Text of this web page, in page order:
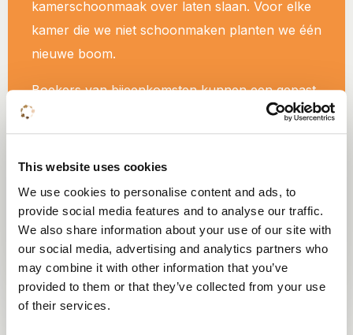
This website uses cookies
We use cookies to personalise content and ads, to
provide social media features and to analyse our traffic.
We also share information about your use of our site with
our social media, advertising and analytics partners who
may combine it with other information that you’ve
provided to them or that they’ve collected from your use
of their services.
kamerschoonmaak over laten slaan. Voor elke
kamer die we niet schoonmaken planten we één
nieuwe boom.
Boekers van bijeenkomsten kunnen een gepast
aantal bomen laten planten, dat afhankelijk is
van het aantal deelnemers van de bijeenkomst.
Zo zorgen we samen voor een groenere
Lees meer over Hotels for Trees